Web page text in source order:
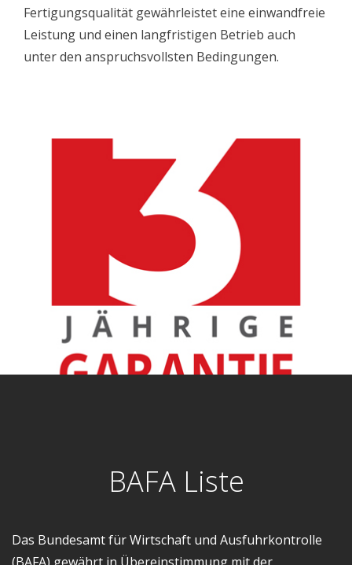
Fertigungsqualität gewährleistet eine einwandfreie
Leistung und einen langfristigen Betrieb auch
unter den anspruchsvollsten Bedingungen.
BAFA Liste
Das Bundesamt für Wirtschaft und Ausfuhrkontrolle